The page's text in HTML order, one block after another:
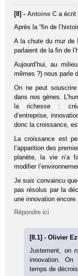
[8] -Antoine C a écrit
Après la “fin de
A la chute du mur de
parlaient de la fin de
Aujourd’hui, au
mêmes ?) nous parle
On ne peut
dans nos gènes.
la richesse :
d’entreprise,
donc la croissance,
La croissance est
l’apparition des
planète, la vie n’a
modifier
Je suis convaincu
pas résolus par la
une innovation encore
Répondre ici
[8.1] - Olivier
Justement, on
innovation. On
temps de